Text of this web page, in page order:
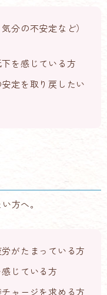
分の不安定など）
を感じている方
定を取り戻したい
方へ。
がたまっている方
じている方
ャージを求める方